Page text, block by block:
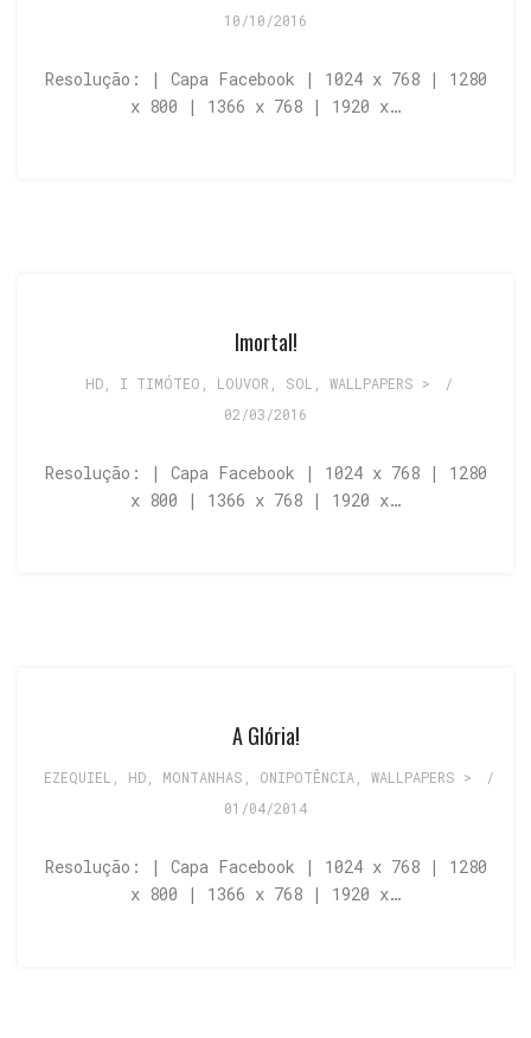
10/10/2016
Resolução: | Capa Facebook | 1024 x 768 | 1280
x 800 | 1366 x 768 | 1920 x…
Imortal!
HD, I TIMÓTEO LOUVOR SOL WALLPAPERS >
/
02/03/2016
Resolução: | Capa Facebook | 1024 x 768 | 1280
x 800 | 1366 x 768 | 1920 x…
A Glória!
EZEQUIEL HD, MONTANHAS ONIPOTÊNCIA, WALLPAPERS >
/
01/04/2014
Resolução: | Capa Facebook | 1024 x 768 | 1280
x 800 | 1366 x 768 | 1920 x…